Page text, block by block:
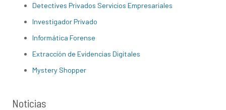
Detectives Privados Servicios Empresariales
Investigador Privado
Informática Forense
Extracción de Evidencias Digitales
Mystery Shopper
Noticias